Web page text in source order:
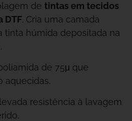
de tintas em tecidos
DTF. Cria uma camada
tinta húmida depositada na
de 75μ que
aquecidas.
resistência à lavagem